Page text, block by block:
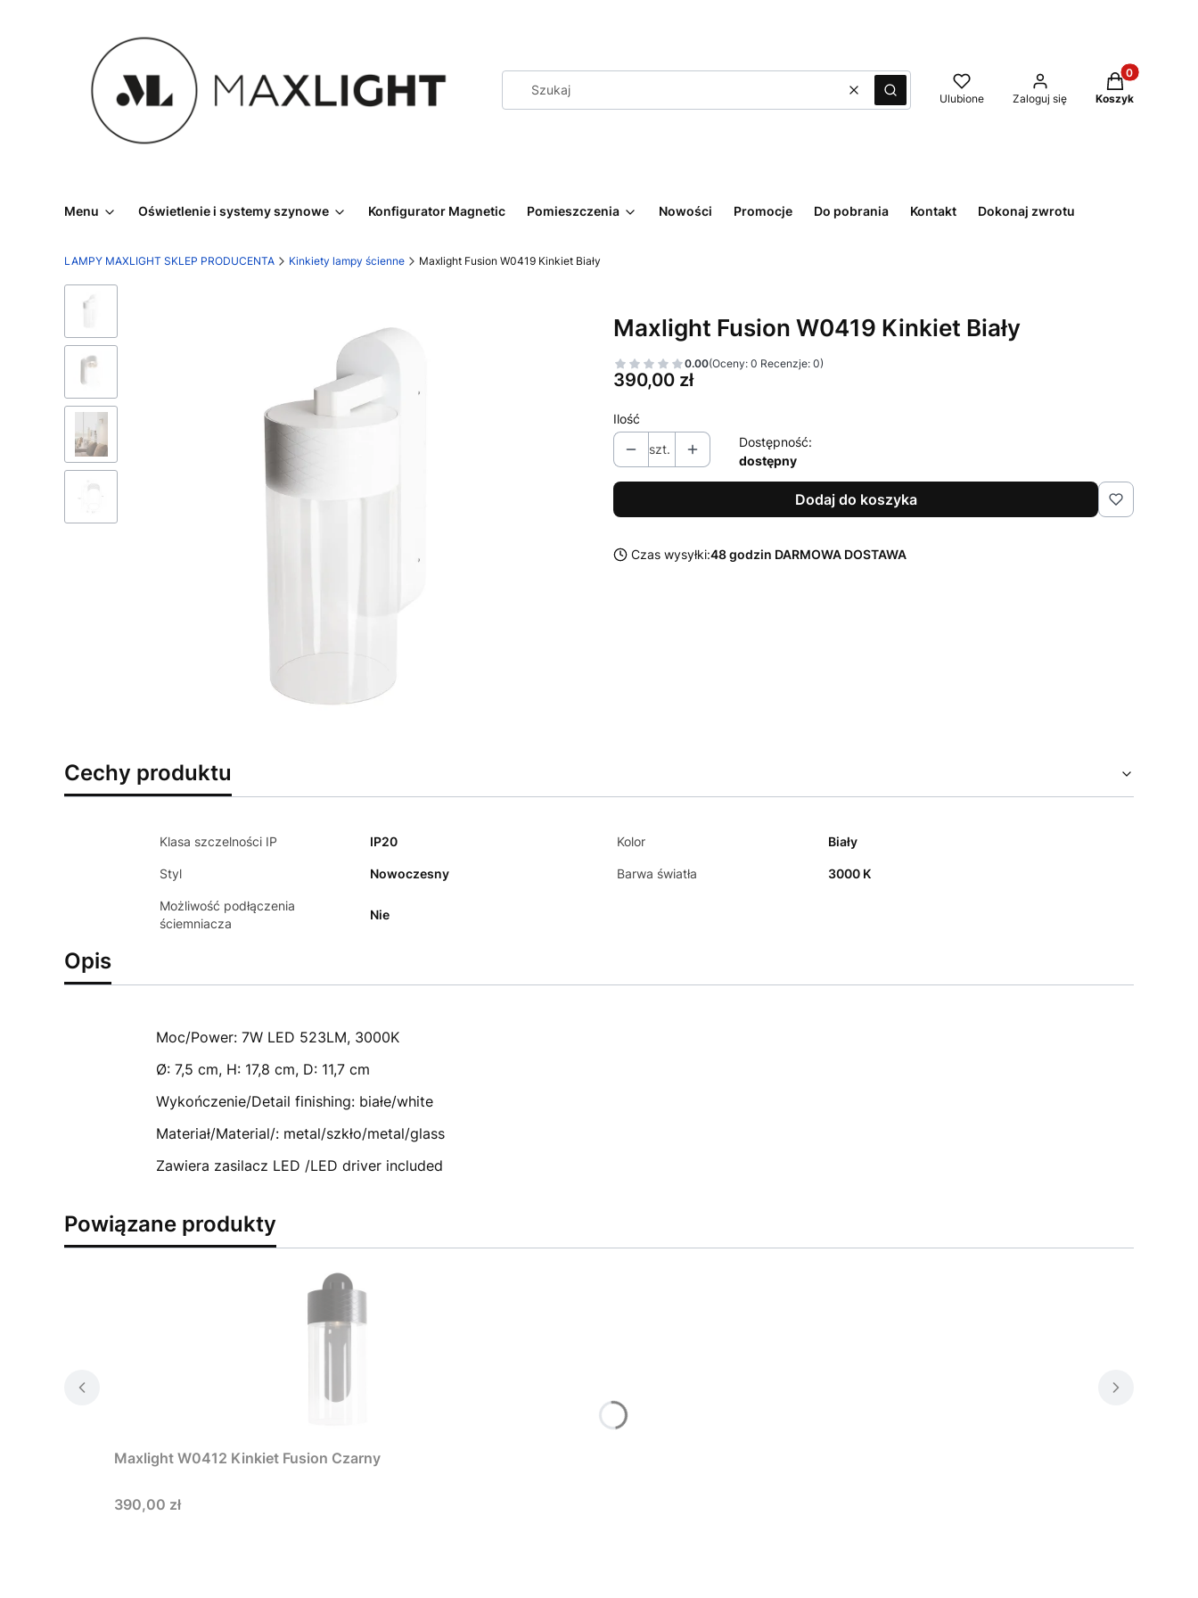
WyczyśćSzukaj Ulubione Zaloguj się
Produkty w
Koszyk
Menu Oświetlenie i systemy szynowe Konfigurator Magnetic Pomieszczenia Nowości Promocje Do pobrania Kontakt Dokonaj zwrotu
LAMPY MAXLIGHT SKLEP PRODUCENTA Kinkiety lampy ścienne Maxlight Fusion W0419 Kinkiet Biały
Maxlight Fusion W0419 Kinkiet Biały
0.00(Oceny: 0 Recenzje: 0)
Cena
390,00 zł
Ilość
szt.
Dostępność:
dostępny
Dodaj do koszyka
Czas wysyłki:48 godzin DARMOWA DOSTAWA
Cechy produktu
Klasa szczelności IP IP20 Kolor Biały
Styl Nowoczesny Barwa światła 3000 K
Możliwość podłączenia
ściemniacza
Nie
Opis
Moc/Power: 7W LED 523LM, 3000K
Ø: 7,5 cm, H: 17,8 cm, D: 11,7 cm
Wykończenie/Detail finishing: białe/white
Materiał/Material/: metal/szkło/metal/glass
Zawiera zasilacz LED /LED driver included
Powiązane produkty
Maxlight W0412 Kinkiet Fusion Czarny
Cena
390,00 zł